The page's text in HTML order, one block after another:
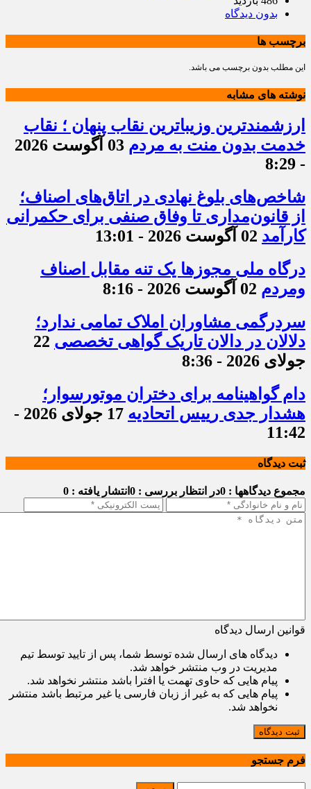
بدون دیدگاه
برچسب ها
این مطلب بدون برچسب می باشد.
نوشته های مشابه
ارزشمندترین وزیباترین نقاب پنهان ؛ نقاب
خدمت بدون منت به مردم
03 آگوست 2026
- 8:29
شاخص‌های بلوغ نهادی در اتاق‌های اصناف؛
از قانون‌مداری تا وفاق صنفی برای حکمرانی
کارآمد 02 آگوست 2026 - 13:01
درگاه ملی مجوزها یک تنه مقابل اصناف
ومردم 02 آگوست 2026 - 8:16
سردرگمی مشاوران املاک تمامی ندارد؛
دلالان در دالان تاریک گواهی تخصصی 22
جولای 2026 - 8:36
دام گواهینامه برای دختران موتورسوار؛
هشدار جدی رییس اتحادیه
17 جولای 2026 -
11:42
ثبت دیدگاه
مجموع دیدگاهها : 0 در انتظار بررسی : 0 انتشار یافته : 0
قوانین ارسال دیدگاه
دیدگاه های ارسال شده توسط شما، پس از تایید توسط تیم
مدیریت در وب منتشر خواهد شد.
پیام هایی که حاوی تهمت یا افترا باشد منتشر نخواهد شد.
پیام هایی که به غیر از زبان فارسی یا غیر مرتبط باشد منتشر
نخواهد شد.
ثبت دیدگاه
فرم جستجو